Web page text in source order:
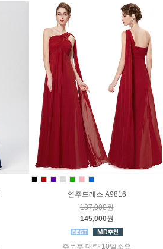
연주드레스 A9816
187,000원
145,000원
주문후 대략 10일소요